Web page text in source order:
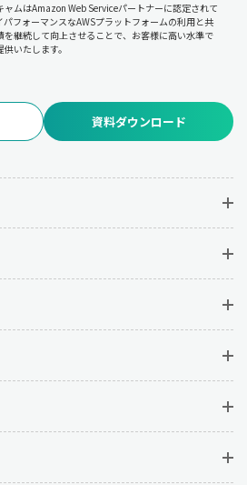
ャムはAmazon Web Serviceパートナーに認定されて
パフォーマンスなAWSプラットフォームの利用と共
を継続して向上させることで、お客様に高い水準で
いたします。
資料ダウンロード